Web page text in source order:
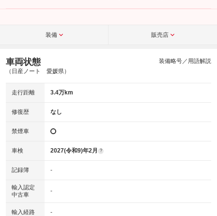
こちら
装備 販売店
車両状態
（日産ノート 愛媛県）
装備略号／用語解説
走行距離 3.4万km
修復歴 なし
禁煙車
車検 2027(令和9)年2月 ?
記録簿 -
輸入認定
中古車
-
輸入経路 -